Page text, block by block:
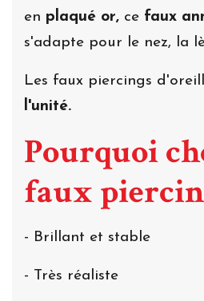
en plaqué or, ce faux
s'adapte pour le nez, la
Les faux piercings
l'unité.
Pourquoi
faux
- Brillant et stable
- Très réaliste